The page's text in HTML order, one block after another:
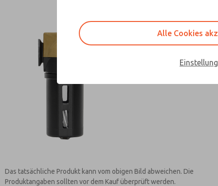
Das tatsächliche Produkt kann vom obigen Bild abweichen. Die
Produktangaben sollten vor dem Kauf überprüft werden.
Kontaktieren Sie ROSS
Alle Cookies